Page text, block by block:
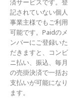
済サービスです。登
記されていない個人
事業主様でもご利用
可能です。Paidのメ
ンバーにご登録いた
だきますと、コンビ
ニ払い、振込、毎月
の売掛決済で一括お
支払いが可能になり
ます。